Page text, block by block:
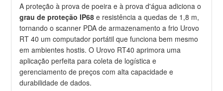
A proteção à prova de poeira e à prova d'água adiciona o
grau de proteção IP68 e resistência a quedas de 1,8 m,
tornando o scanner PDA de armazenamento a frio Urovo
RT 40 um computador portátil que funciona bem mesmo
em ambientes hostis. O Urovo RT40 aprimora uma
aplicação perfeita para coleta de logística e
gerenciamento de preços com alta capacidade e
durabilidade de dados.